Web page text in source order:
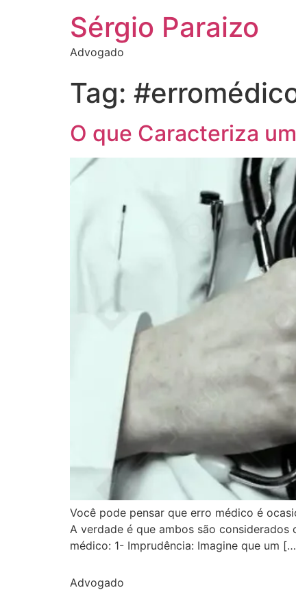
Sérgio Paraizo
Advogado
Tag:
O que Caracteriza
Você pode pensar que erro médico é
A verdade é que ambos são
médico: 1- Imprudência: Imagine que um
Advogado